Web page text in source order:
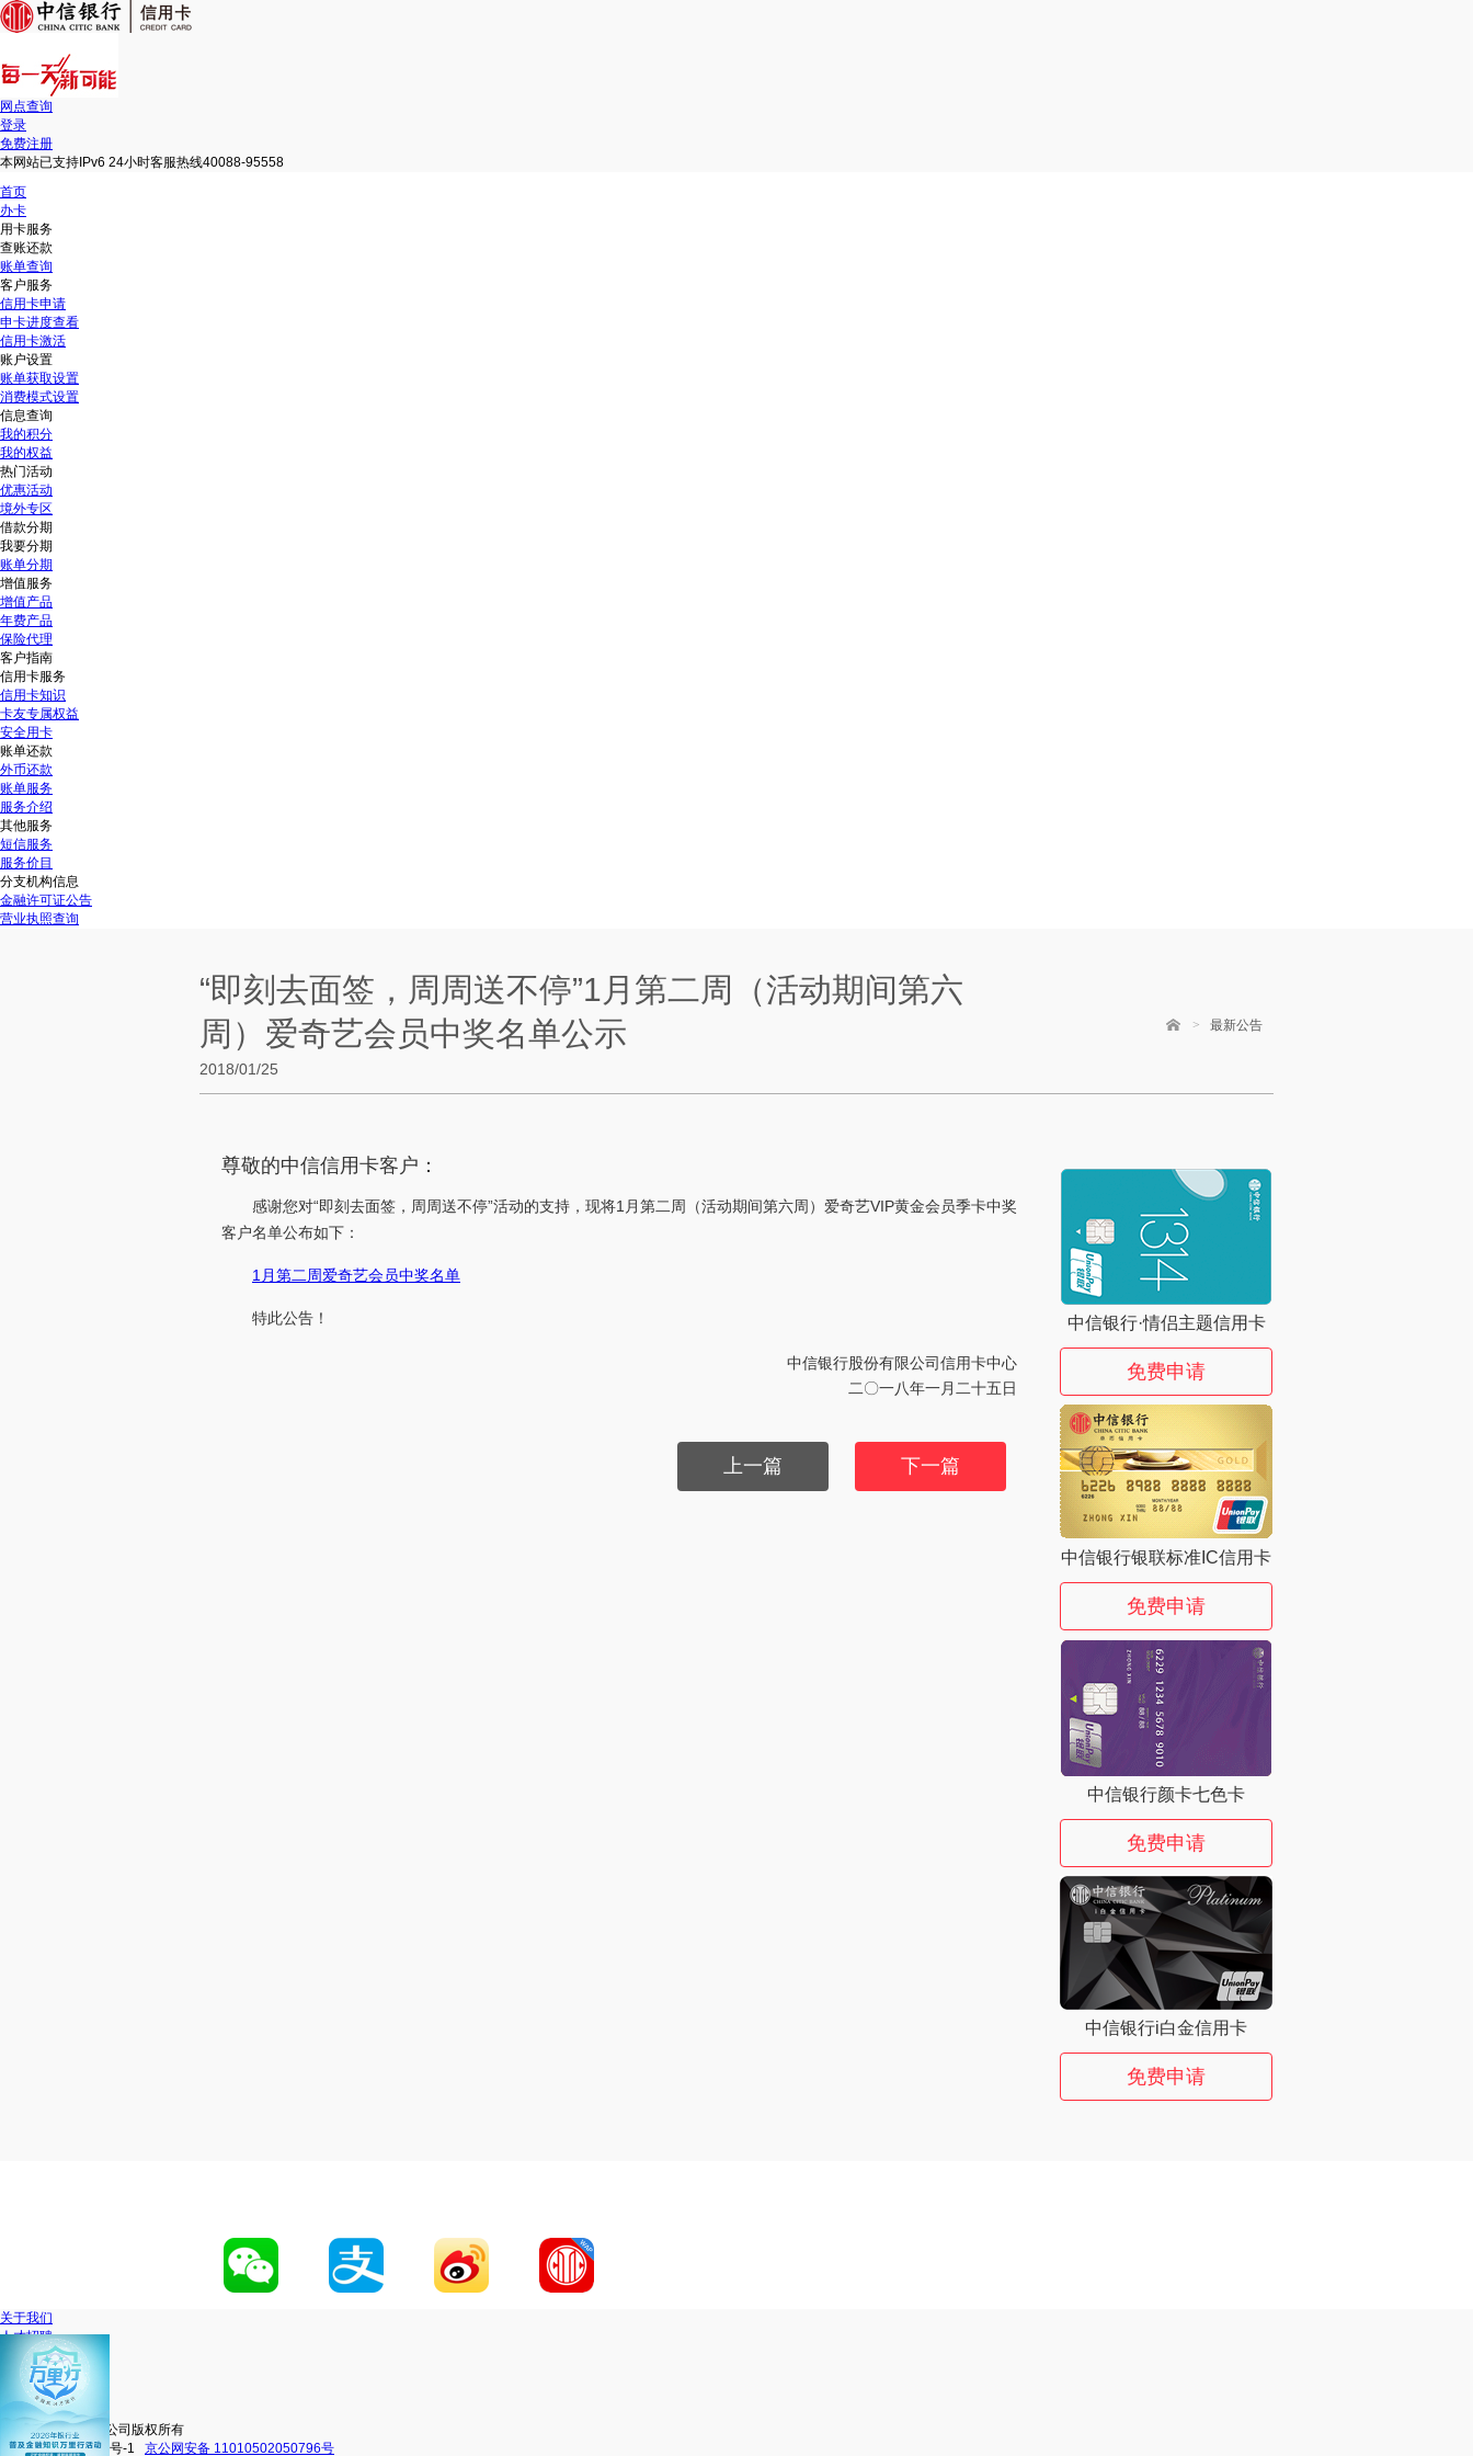
网点查询
登录
免费注册
本网站已支持IPv6 24小时客服热线40088-95558
首页
办卡
用卡服务
查账还款
账单查询
客户服务
信用卡申请
申卡进度查看
信用卡激活
账户设置
账单获取设置
消费模式设置
信息查询
我的积分
我的权益
热门活动
优惠活动
境外专区
借款分期
我要分期
账单分期
增值服务
增值产品
年费产品
保险代理
客户指南
信用卡服务
信用卡知识
卡友专属权益
安全用卡
账单还款
外币还款
账单服务
服务介绍
其他服务
短信服务
服务价目
分支机构信息
金融许可证公告
营业执照查询
“即刻去面签，周周送不停”1月第二周（活动期间第六
周）爱奇艺会员中奖名单公示
2018/01/25
> 最新公告
尊敬的中信信用卡客户：
感谢您对“即刻去面签，周周送不停”活动的支持，现将1月第二周（活动期间第六周）爱奇艺VIP黄金会员季卡中奖
客户名单公布如下：
1月第二周爱奇艺会员中奖名单
特此公告！
中信银行股份有限公司信用卡中心
二〇一八年一月二十五日
下一篇
上一篇
中信银行·情侣主题信用卡
免费申请
中信银行银联标准IC信用卡
免费申请
中信银行颜卡七色卡
免费申请
中信银行i白金信用卡
免费申请
关于我们
人才招聘
网站地图
联系我们
移动官网
动卡空间
中信银行股份有限公司版权所有
京ICP备16038101号-1
京公网安备 11010502050796号